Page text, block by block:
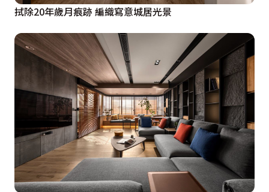
拭除20年歲月痕跡 編織寫意城居光景